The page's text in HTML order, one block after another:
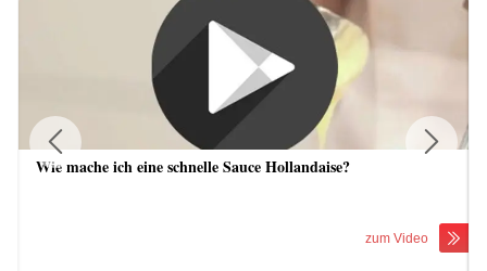
Wie mache ich eine schnelle Sauce Hollandaise?
zum Video
Previous